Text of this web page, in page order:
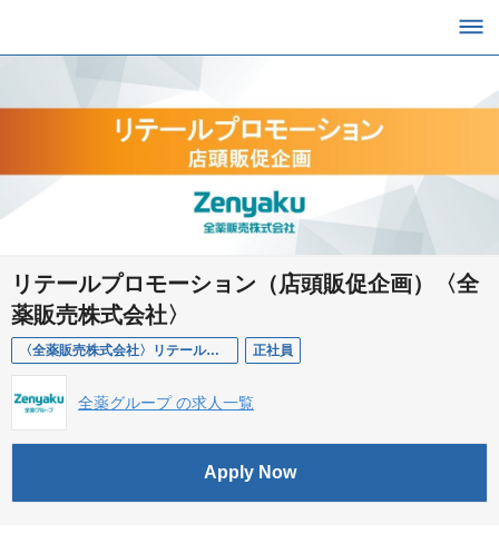
リテールプロモーション（店頭販促企画）〈全
薬販売株式会社〉
〈全薬販売株式会社〉リテールプロモーション（店頭販促企画） 正社員
全薬グループ の求人一覧
Apply Now